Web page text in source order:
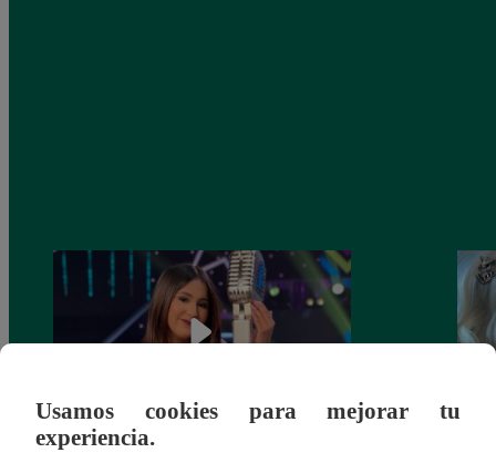
Usamos cookies para mejorar tu
experiencia.